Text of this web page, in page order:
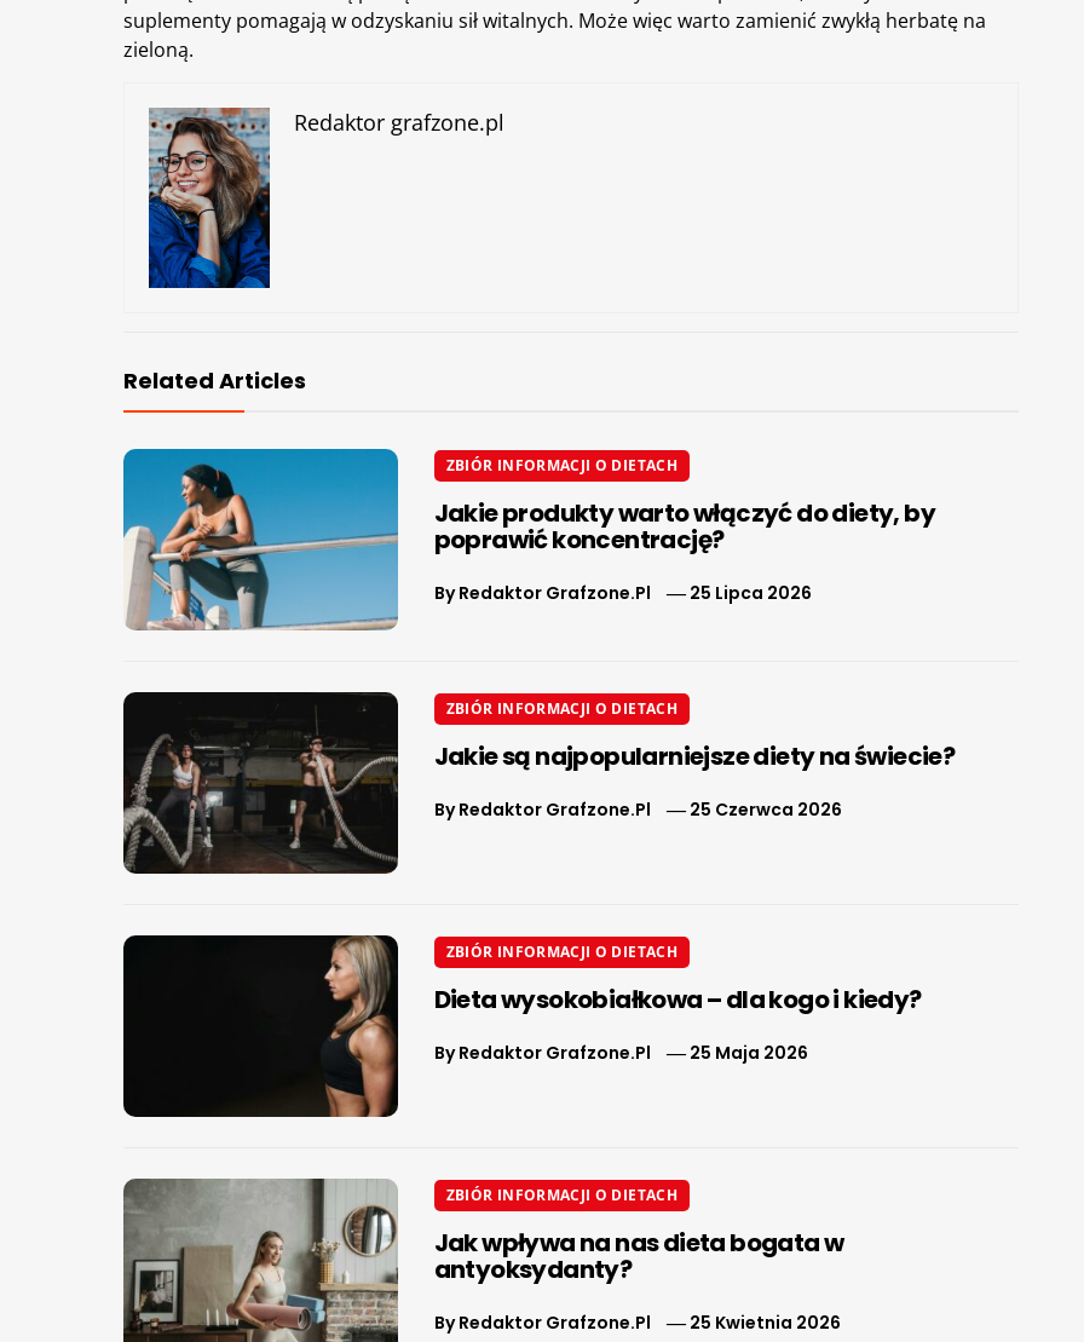
suplementy pomagają w odzyskaniu sił witalnych. Może więc warto zamienić zwykłą herbatę na
zieloną.
Redaktor grafzone.pl
Related Articles
ZBIÓR INFORMACJI O DIETACH
Jakie produkty warto włączyć do diety, by
poprawić koncentrację?
ByRedaktor Grafzone.pl 25 Lipca 2026
ZBIÓR INFORMACJI O DIETACH
Jakie są najpopularniejsze diety na świecie?
ByRedaktor Grafzone.pl 25 Czerwca 2026
ZBIÓR INFORMACJI O DIETACH
Dieta wysokobiałkowa – dla kogo i kiedy?
ByRedaktor Grafzone.pl 25 Maja 2026
ZBIÓR INFORMACJI O DIETACH
Jak wpływa na nas dieta bogata w
antyoksydanty?
ByRedaktor Grafzone.pl 25 Kwietnia 2026